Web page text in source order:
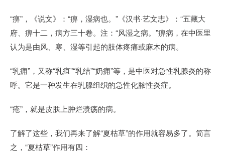
“痹”，《说文》：“痹，湿病也。”《汉书·艺文志》：“五藏大
府、痹十二，病方三十卷。注：“风湿之病。”痹病，在中医里
认为是由风、寒、湿等引起的肢体疼痛或麻木的病。
“乳痈”，又称“乳疽”“乳结”“奶痈”等，是中医对急性乳腺炎的称
呼。它是一种发生在乳腺组织的急性化脓性炎症。
“疮”，就是皮肤上肿烂溃疡的病。
了解了这些，我们再来了解“夏枯草”的作用就容易多了。简言
之，“夏枯草”作用有四：